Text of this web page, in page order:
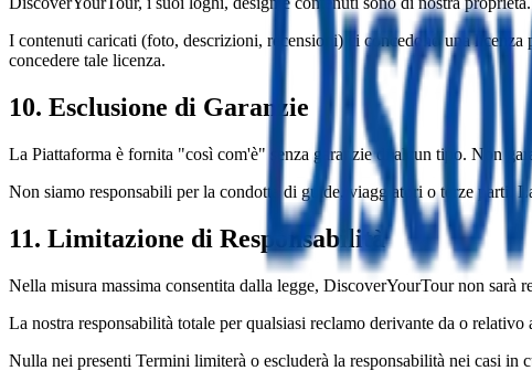
I contenuti caricati (foto, descrizioni, recensioni) ci concedono una
concedere tale licenza.
10. Esclusione di Garanzie
La Piattaforma è fornita "così com'è" senza garanzie di alcun tipo. Non
Non siamo responsabili per la condotta di guide, viaggiatori o terze parti.
11. Limitazione di Responsabilità
Nella misura massima consentita dalla legge, DiscoverYourTour non
La nostra responsabilità totale per qualsiasi reclamo derivante da o
Nulla nei presenti Termini limiterà o escluderà la responsabilità nei casi